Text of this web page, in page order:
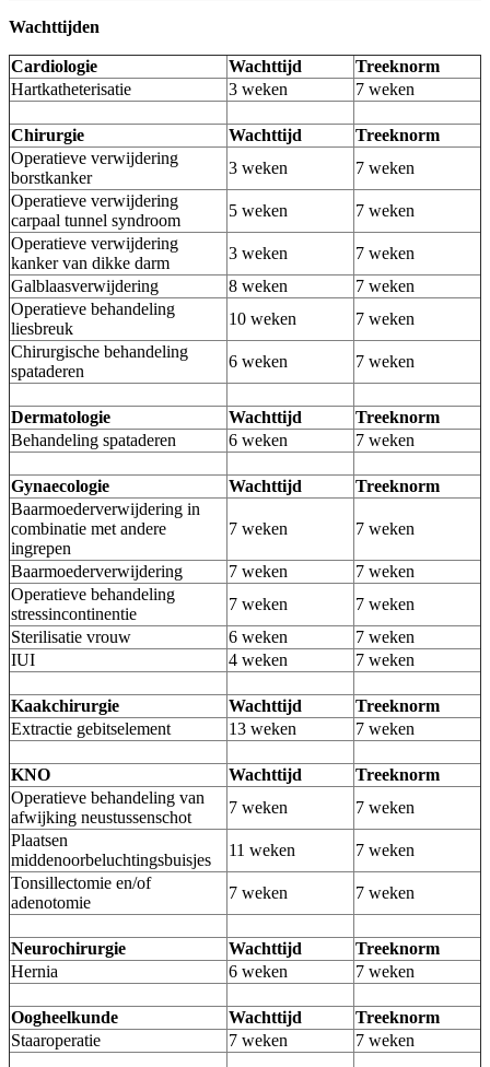
Wachttijden
Cardiologie Wachttijd
Treeknorm
Hartkatheterisatie
3 weken 7 weken
Chirurgie Wachttijd
Treeknorm
Operatieve verwijdering
borstkanker
3 weken
7 weken
Operatieve verwijdering
carpaal tunnel syndroom
5 weken
7 weken
Operatieve verwijdering
kanker van dikke darm
3 weken
7 weken
Galblaasverwijdering
8 weken
7 weken
Operatieve behandeling
liesbreuk
10 weken
7 weken
Chirurgische behandeling
spataderen
6 weken 7 weken
Dermatologie Wachttijd
Treeknorm
Behandeling spataderen
6 weken 7 weken
Gynaecologie Wachttijd
Treeknorm
Baarmoederverwijdering in
combinatie met andere
ingrepen
7 weken 7 weken
Baarmoederverwijdering 7 weken
7 weken
Operatieve behandeling
stressincontinentie
7 weken
7 weken
Sterilisatie vrouw
6 weken
7 weken
IUI
4 weken 7 weken
Kaakchirurgie Wachttijd
Treeknorm
Extractie gebitselement
13 weken 7 weken
KNO Wachttijd
Treeknorm
Operatieve behandeling van
afwijking neustussenschot
7 weken
7 weken
Plaatsen
middenoorbeluchtingsbuisjes
11 weken
7 weken
Tonsillectomie en/of
adenotomie
7 weken 7 weken
Neurochirurgie Wachttijd
Treeknorm
Hernia
6 weken 7 weken
Oogheelkunde Wachttijd
Treeknorm
Staaroperatie
7 weken 7 weken